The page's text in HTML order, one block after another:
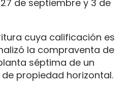
de septiembre y 3 de
cuya calificación es
la compraventa de
séptima de un
propiedad horizontal.